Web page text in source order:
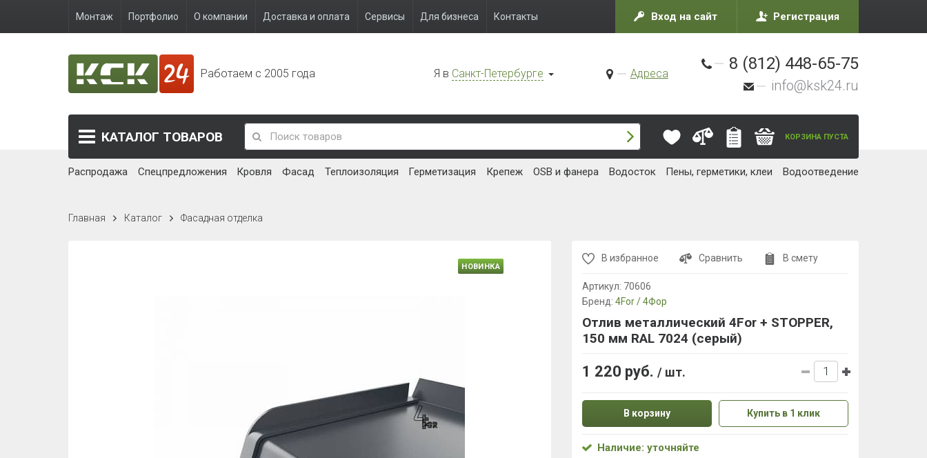
Монтаж Портфолио О компании Доставка и оплата Сервисы Для бизнеса Контакты Вход на сайт Регистрация
Работаем с 2005 года Я в Санкт-Петербурге Адреса
8 (812) 448-65-75
info@ksk24.ru
КАТАЛОГ ТОВАРОВ КОРЗИНА ПУСТА
Распродажа Спецпредложения Кровля Фасад Теплоизоляция Герметизация Крепеж OSB и фанера Водосток Пены, герметики, клеи Водоотведение
Главная Каталог Фасадная отделка
НОВИНКА
В избранное Сравнить В смету
Артикул: 70606
Бренд: 4For / 4Фор
Отлив металлический 4For + STOPPER,
150 мм RAL 7024 (серый)
1 220 руб. / шт.
В корзину Купить в 1 клик
Наличие: уточняйте